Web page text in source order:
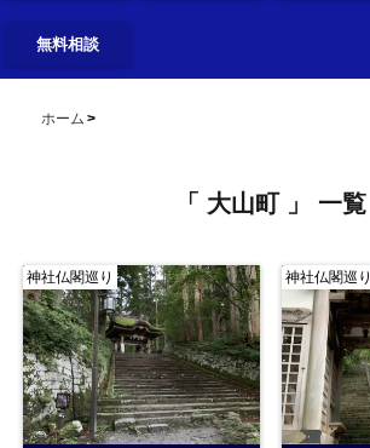
無料相談
ホーム
「 大山町 」 一覧
神社仏閣巡り 神社仏閣巡り